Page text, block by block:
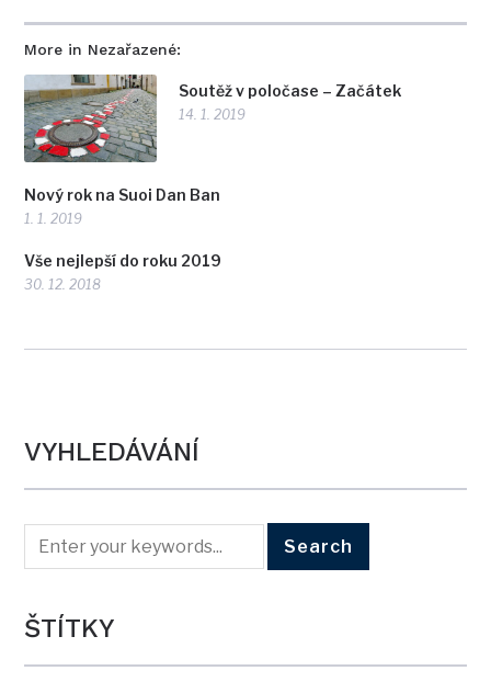
More in Nezařazené:
Soutěž v poločase – Začátek
14. 1. 2019
Nový rok na Suoi Dan Ban
1. 1. 2019
Vše nejlepší do roku 2019
30. 12. 2018
VYHLEDÁVÁNÍ
ŠTÍTKY